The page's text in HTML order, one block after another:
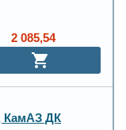
2 085,54
КамАЗ ДК